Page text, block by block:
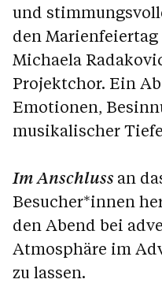
und
den
Michaela
Projektchor. Ein
Emotionen,
musikalischer
Im Anschluss an
Besucher*innen
den Abend bei
Atmosphäre im
zu lassen.